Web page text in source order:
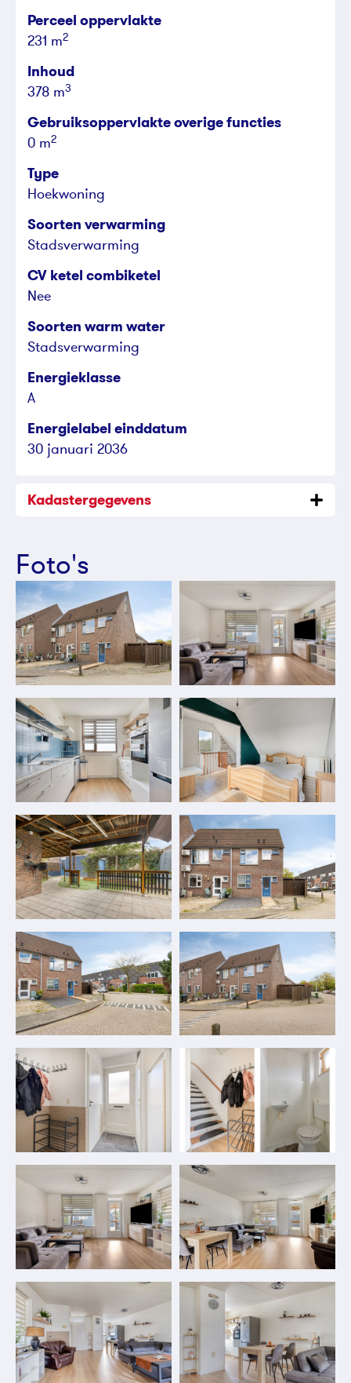
Perceel oppervlakte
231 m2
Inhoud
378 m3
Gebruiksoppervlakte overige functies
0 m2
Type
Hoekwoning
Soorten verwarming
Stadsverwarming
CV ketel combiketel
Nee
Soorten warm water
Stadsverwarming
Energieklasse
A
Energielabel einddatum
30 januari 2036
Kadastergegevens
Foto's